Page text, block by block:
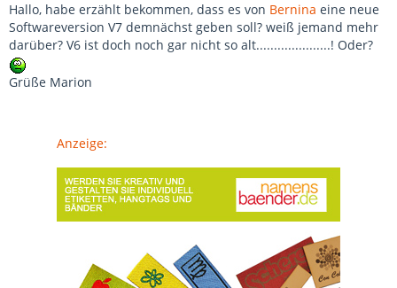
Hallo, habe erzählt bekommen, dass es von Bernina eine neue
Softwareversion V7 demnächst geben soll? weiß jemand mehr
darüber? V6 ist doch noch gar nicht so alt.....................! Oder?
Grüße Marion
Anzeige: